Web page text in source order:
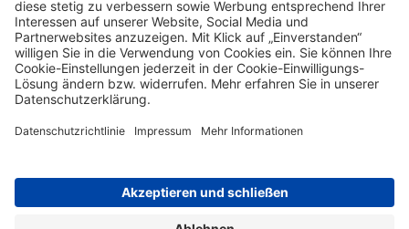
Impressum Datenschutz Barrierefreiheit